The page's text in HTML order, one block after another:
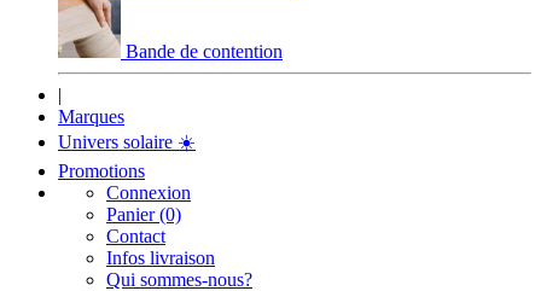
Bande de contention
|
Marques
Univers solaire ☀️
Promotions
Connexion
Panier (0)
Contact
Infos livraison
Qui sommes-nous?